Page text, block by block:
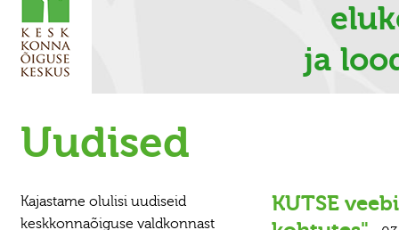
ja
Uudised
Kajastame olulisi uudiseid
keskkonnaõiguse valdkonnast
KUTSE